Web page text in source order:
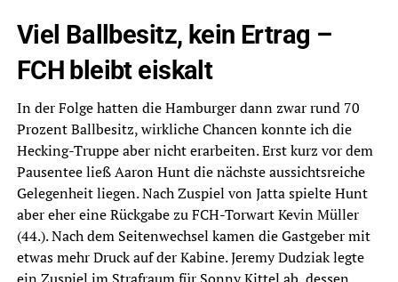
Viel Ballbesitz, kein Ertrag –
FCH bleibt eiskalt
In der Folge hatten die Hamburger dann zwar rund 70
Prozent Ballbesitz, wirkliche Chancen konnte ich die
Hecking-Truppe aber nicht erarbeiten. Erst kurz vor dem
Pausentee ließ Aaron Hunt die nächste aussichtsreiche
Gelegenheit liegen. Nach Zuspiel von Jatta spielte Hunt
aber eher eine Rückgabe zu FCH-Torwart Kevin Müller
(44.). Nach dem Seitenwechsel kamen die Gastgeber mit
etwas mehr Druck auf der Kabine. Jeremy Dudziak legte